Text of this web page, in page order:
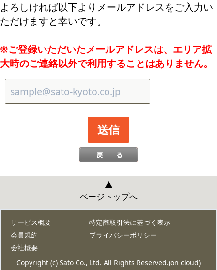
よろしければ以下よりメールアドレスをご入力い
ただけますと幸いです。
※ご登録いただいたメールアドレスは、エリア拡
大時のご連絡以外で利用することはありません。
▲
ページトップへ
サービス概要
特定商取引法に基づく表示
会員規約
プライバシーポリシー
会社概要
Copyright (c) Sato Co., Ltd. All Rights Reserved.(on cloud)